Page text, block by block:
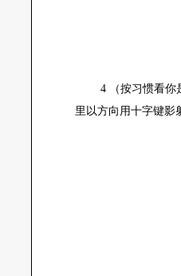
4 （按习惯看你是
里以方向用十字键